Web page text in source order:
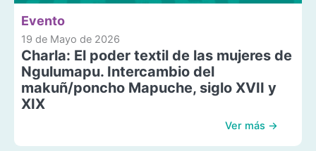
Evento
19 de Mayo de 2026
Charla: El poder textil de las mujeres de
Ngulumapu. Intercambio del
makuñ/poncho Mapuche, siglo XVII y
XIX
Ver más →